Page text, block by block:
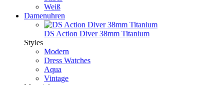
Weiß
Damenuhren
DS Action Diver 38mm Titanium
Styles
Modern
Dress Watches
Aqua
Vintage